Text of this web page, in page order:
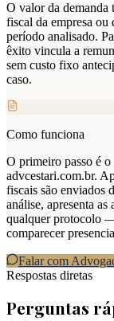
O valor da demanda
fiscal da empresa ou
período analisado.
êxito vincula a
sem custo fixo
caso.
Como funciona
O primeiro passo é
advcestari.com.br.
fiscais são enviados
análise, apresenta
qualquer protocolo
comparecer
Falar com
Respostas diretas
Perguntas